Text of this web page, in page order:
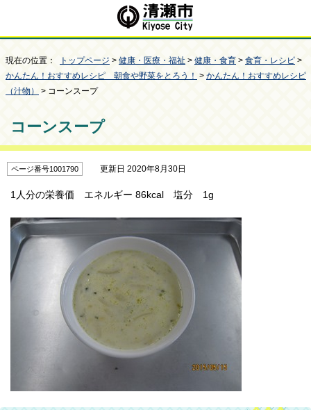
現在の位置： トップページ > 健康・医療・福祉 > 健康・食育 > 食育・レシピ >
かんたん！おすすめレシピ 朝食や野菜をとろう！ > かんたん！おすすめレシピ
（汁物）
> コーンスープ
コーンスープ
ページ番号1001790 更新日 2020年8月30日
1人分の栄養価 エネルギー 86kcal 塩分 1g